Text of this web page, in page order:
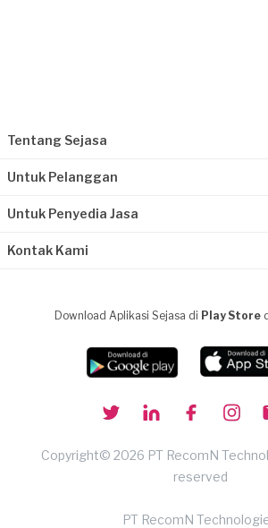
Tentang Sejasa
Untuk Pelanggan
Untuk Penyedia Jasa
Kontak Kami
Download Aplikasi Sejasa di Play Store
Copyright© 2026 PT RecomN
reserved
PT RecomN